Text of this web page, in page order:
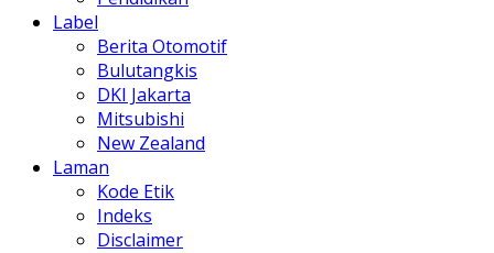
Label
Berita Otomotif
Bulutangkis
DKI Jakarta
Mitsubishi
New Zealand
Laman
Kode Etik
Indeks
Disclaimer